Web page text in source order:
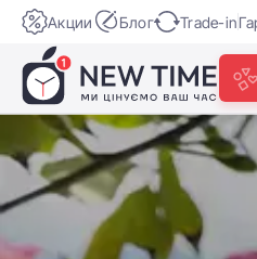
Акции Блог Trade-in